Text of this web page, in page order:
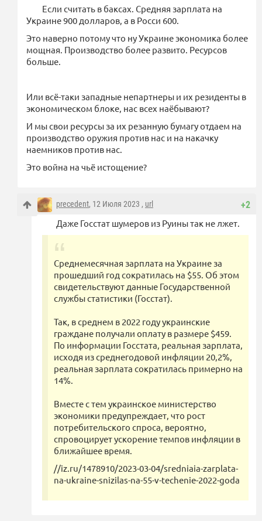
Если считать в баксах. Средняя зарплата на
Украине 900 долларов, а в Росси 600.
Это наверно потому что ну Украине экономика более
мощная. Производство более развито. Ресурсов
больше.
Или всё-таки западные непартнеры и их резиденты в
экономическом блоке, нас всех наёбывают?
И мы свои ресурсы за их резанную бумагу отдаем на
производство оружия против нас и на накачку
наемников против нас.
Это война на чьё истощение?
+2
precedent, 12 Июля 2023 , url
Даже Госстат шумеров из Руины так не лжет.
Среднемесячная зарплата на Украине за
прошедший год сократилась на $55. Об этом
свидетельствуют данные Государственной
службы статистики (Госстат).
Так, в среднем в 2022 году украинские
граждане получали оплату в размере $459.
По информации Госстата, реальная зарплата,
исходя из среднегодовой инфляции 20,2%,
реальная зарплата сократилась примерно на
14%.
Вместе с тем украинское министерство
экономики предупреждает, что рост
потребительского спроса, вероятно,
спровоцирует ускорение темпов инфляции в
ближайшее время.
//iz.ru/1478910/2023-03-04/sredniaia-zarplata-
na-ukraine-snizilas-na-55-v-techenie-2022-goda